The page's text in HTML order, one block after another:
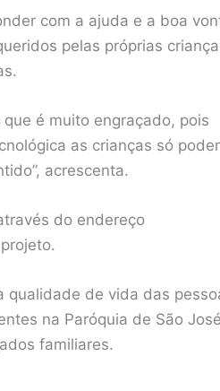
com a ajuda e a boa
pelas próprias
é muito engraçado, pois
as crianças só
acrescenta.
do endereço
qualidade de vida das
na Paróquia de São
familiares.